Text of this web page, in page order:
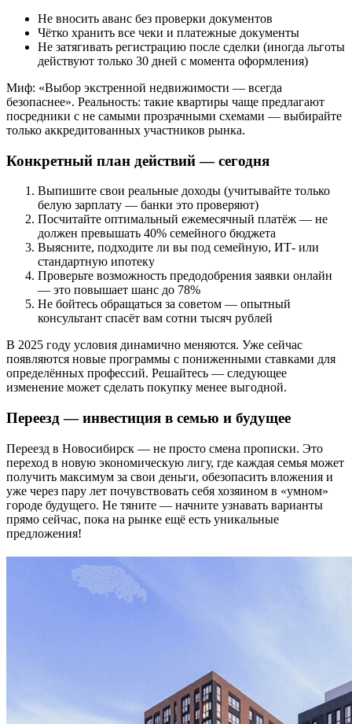
Не вносить аванс без проверки документов
Чётко хранить все чеки и платежные документы
Не затягивать регистрацию после сделки (иногда льготы
действуют только 30 дней с момента оформления)
Миф: «Выбор экстренной недвижимости — всегда
безопаснее». Реальность: такие квартиры чаще предлагают
посредники с не самыми прозрачными схемами — выбирайте
только аккредитованных участников рынка.
Конкретный план действий — сегодня
Выпишите свои реальные доходы (учитывайте только
белую зарплату — банки это проверяют)
Посчитайте оптимальный ежемесячный платёж — не
должен превышать 40% семейного бюджета
Выясните, подходите ли вы под семейную, ИТ- или
стандартную ипотеку
Проверьте возможность предодобрения заявки онлайн
— это повышает шанс до 78%
Не бойтесь обращаться за советом — опытный
консультант спасёт вам сотни тысяч рублей
В 2025 году условия динамично меняются. Уже сейчас
появляются новые программы с пониженными ставками для
определённых профессий. Решайтесь — следующее
изменение может сделать покупку менее выгодной.
Переезд — инвестиция в семью и будущее
Переезд в Новосибирск — не просто смена прописки. Это
переход в новую экономическую лигу, где каждая семья может
получить максимум за свои деньги, обезопасить вложения и
уже через пару лет почувствовать себя хозяином в «умном»
городе будущего. Не тяните — начните узнавать варианты
прямо сейчас, пока на рынке ещё есть уникальные
предложения!